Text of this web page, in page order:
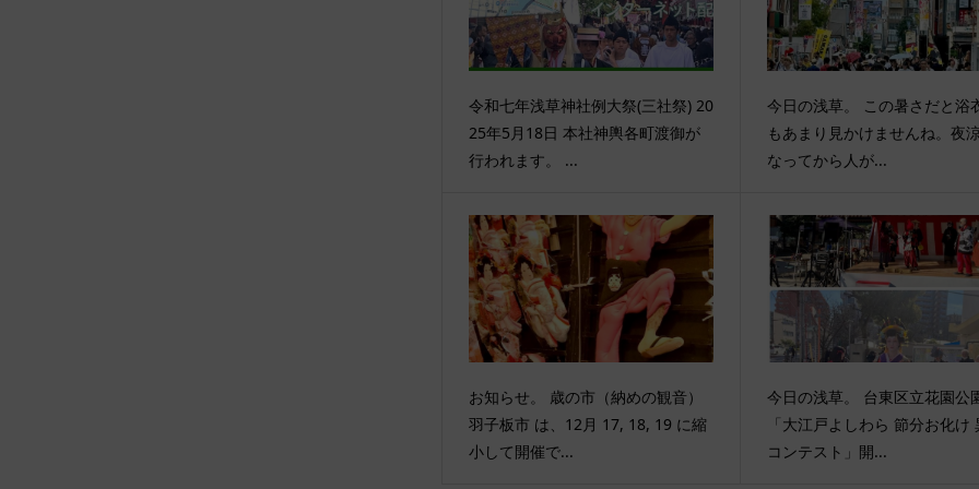
令和七年浅草神社例大祭(三社祭) 20
25年5月18日 本社神輿各町渡御が
行われます。 ...
今日の浅草。 この暑さだと浴
もあまり見かけませんね。夜
なってから人が...
お知らせ。 歳の市（納めの観音）
羽子板市 は、12月 17, 18, 19 に縮
小して開催で...
今日の浅草。 台東区立花園公
「大江戸よしわら 節分お化け
コンテスト」開...